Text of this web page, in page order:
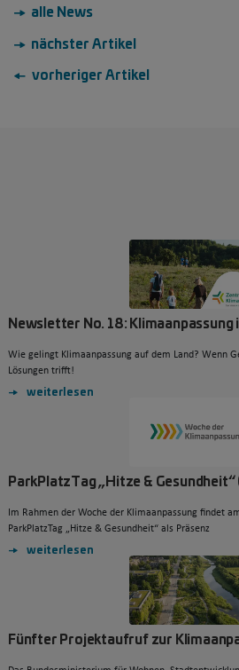
→ alle News
→ nächster Artikel
← vorheriger Artikel
Newsletter No. 18: Klimaanpassung
Wie gelingt Klimaanpassung auf dem Land? Wenn
Lösungen trifft!
weiterlesen
ParkPlatzTag „Hitze & Gesundheit“
Im Rahmen der Woche der Klimaanpassung findet
ParkPlatzTag „Hitze & Gesundheit“ als Präsenz
weiterlesen
Fünfter Projektaufruf zur